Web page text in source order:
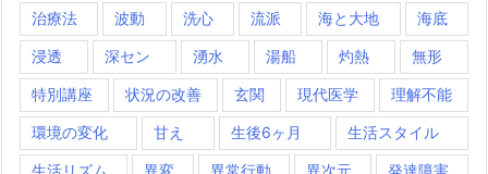
治療法 波動 洗心 流派 海と大地 海底
浸透 深セン 湧水 湯船 灼熱 無形
特別講座 状況の改善 玄関 現代医学 理解不能
環境の変化 甘え 生後6ヶ月 生活スタイル